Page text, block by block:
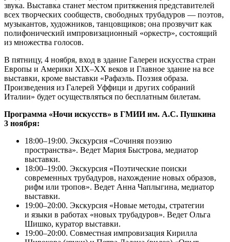
звука. Выставка станет местом притяжения представителей
всех творческих сообществ, свободных трубадуров — поэтов,
музыкантов, художников, танцовщиков; она прозвучит как
полифонический импровизационный «оркестр», состоящий
из множества голосов.
В пятницу, 4 ноября, вход в здание Галереи искусства стран
Европы и Америки XIX–XX веков и Главное здание на все
выставки, кроме выставки «Рафаэль. Поэзия образа.
Произведения из Галерей Уффици и других собраний
Италии» будет осуществляться по бесплатным билетам.
Программа «Ночи искусств» в ГМИИ им. А.С. Пушкина
3 ноября:
18:00–19:00. Экскурсия «Сочиняя поэзию
пространства». Ведет Мария Быстрова, медиатор
выставки.
18:00–19:00. Экскурсия «Поэтические поиски
современных трубадуров, нахождение новых образов,
рифм или тропов». Ведет Анна Чаплыгина, медиатор
выставки.
19:00–20:00. Экскурсия «Новые методы, стратегии
и языки в работах «новых трубадуров». Ведет Ольга
Шишко, куратор выставки.
19:00–20:00. Совместная импровизация Кирилла